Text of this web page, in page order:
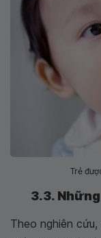
Trẻ
3.3.
Theo nghiên